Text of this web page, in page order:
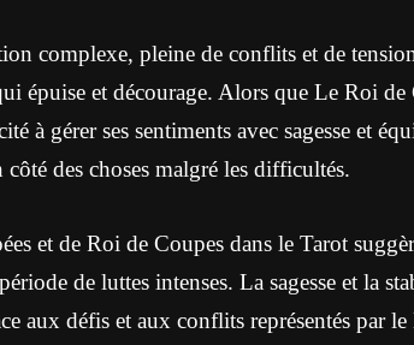
complexe, pleine de conflits et de
épuise et décourage. Alors que Le Roi de
à gérer ses sentiments avec sagesse et
des choses malgré les difficultés.
et de Roi de Coupes dans le Tarot
de luttes intenses. La sagesse et la
aux défis et aux conflits représentés par le